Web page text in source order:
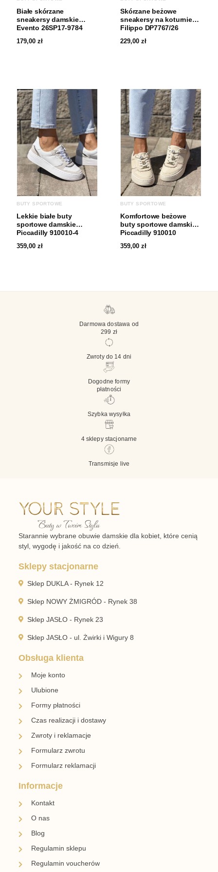
Białe skórzane
sneakersy damskie
Evento 26SP17-9784
179,00zł
Skórzane beżowe
sneakersy na koturnie
Filippo DP7767/26
229,00zł
BUTY SPORTOWE
Lekkie białe buty
sportowe damskie
Piccadilly 910010-4
359,00zł
BUTY SPORTOWE
Komfortowe beżowe
buty sportowe damskie
Piccadilly 910010
359,00zł
Darmowa dostawa od
299 zł
Zwroty do 14 dni
Dogodne formy
płatności
Szybka wysyłka
4 sklepy stacjonarne
Transmisje live
Starannie wybrane obuwie damskie dla kobiet, które cenią
styl, wygodę i jakość na co dzień.
Sklepy stacjonarne
Sklep DUKLA - Rynek 12
Sklep NOWY ŻMIGRÓD - Rynek 38
Sklep JASŁO - Rynek 23
Sklep JASŁO - ul. Żwirki i Wigury 8
Obsługa klienta
Moje konto
Ulubione
Formy płatności
Czas realizacji i dostawy
Zwroty i reklamacje
Formularz zwrotu
Formularz reklamacji
Informacje
Kontakt
O nas
Blog
Regulamin sklepu
Regulamin voucherów